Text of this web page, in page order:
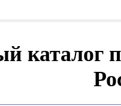
каталог